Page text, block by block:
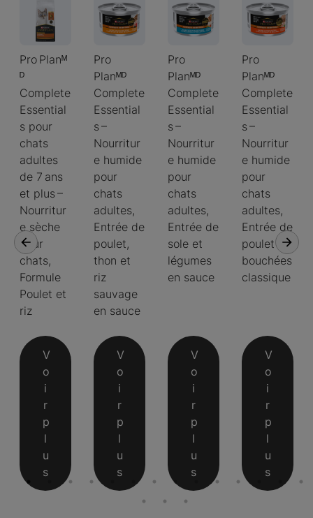
Pro Planᴹ
ᴰ
Complete
Essential
s pour
chats
adultes
de 7 ans
et plus –
Nourritur
e sèche
pour
chats,
Formule
Poulet et
riz
V
o
i
r
p
l
u
s
Pro
Planᴹᴰ
Complete
Essential
s –
Nourritur
e humide
pour
chats
adultes,
Entrée de
poulet,
thon et
riz
sauvage
en sauce
V
o
i
r
p
l
u
s
Pro
Planᴹᴰ
Complete
Essential
s –
Nourritur
e humide
pour
chats
adultes,
Entrée de
sole et
légumes
en sauce
V
o
i
r
p
l
u
s
Pro
Planᴹᴰ
Complete
Essential
s –
Nourritur
e humide
pour
chats
adultes,
Entrée de
poulet en
bouchées
classique
V
o
i
r
p
l
u
s